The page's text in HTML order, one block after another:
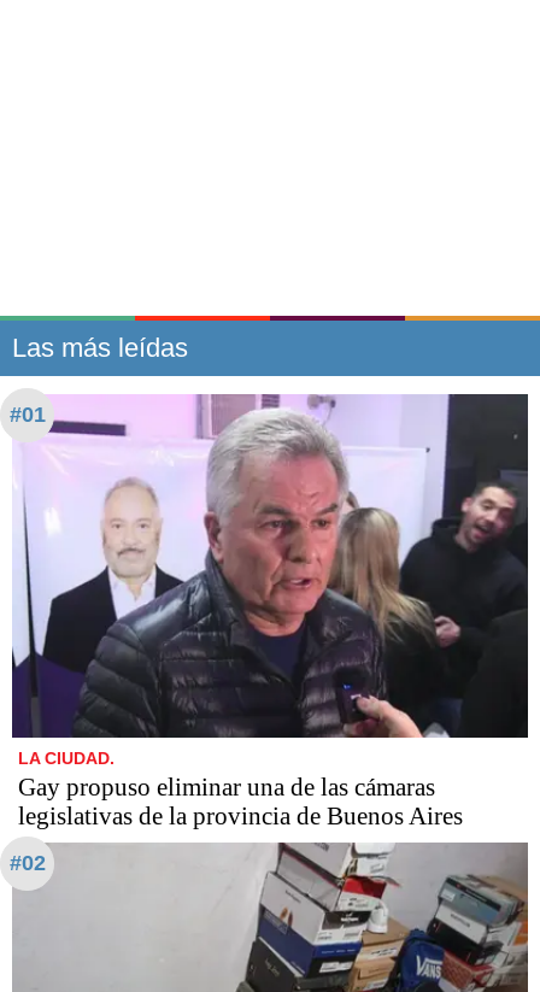
Las más leídas
#01
LA CIUDAD.
Gay propuso eliminar una de las cámaras
legislativas de la provincia de Buenos Aires
#02